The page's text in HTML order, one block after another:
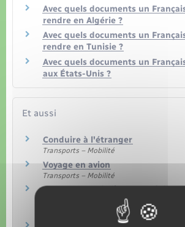
Avec quels documents un
rendre en Algérie ?
Avec quels documents un
rendre en Tunisie ?
Avec quels documents un
aux États-Unis ?
Et aussi
Conduire à l'étranger
Transports – Mobilité
Voyage en avion
Transports – Mobilité
Assurance maladie et santé d'un